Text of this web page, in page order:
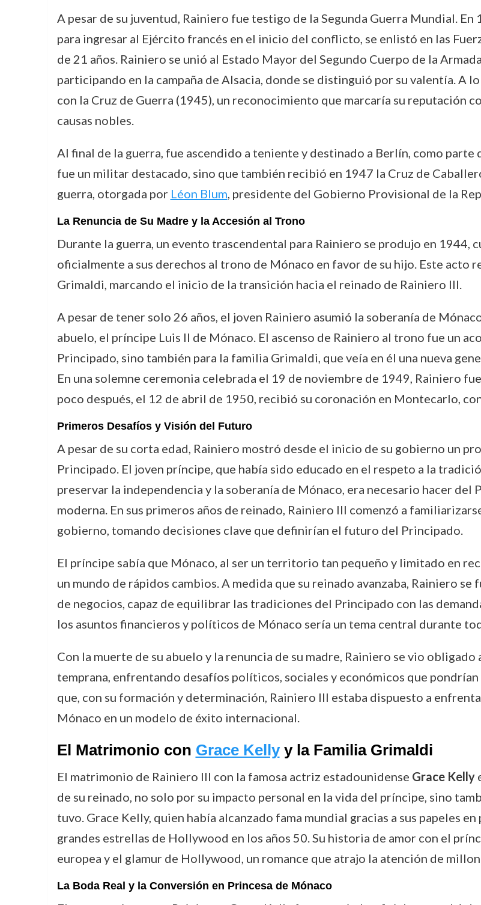
A pesar de su juventud, Rainiero fue testigo de la Segunda Guerra Mundial.
para ingresar al Ejército francés en el inicio del conflicto, se enlistó en las
de 21 años. Rainiero se unió al Estado Mayor del Segundo Cuerpo de la
participando en la campaña de Alsacia, donde se distinguió por su valentía. A
con la Cruz de Guerra (1945), un reconocimiento que marcaría su reputación
causas nobles.
Al final de la guerra, fue ascendido a teniente y destinado a Berlín, como
fue un militar destacado, sino que también recibió en 1947 la Cruz de
guerra, otorgada por Léon Blum, presidente del Gobierno Provisional de la
La Renuncia de Su Madre y la Accesión al Trono
Durante la guerra, un evento trascendental para Rainiero se produjo en 1944,
oficialmente a sus derechos al trono de Mónaco en favor de su hijo. Este acto
Grimaldi, marcando el inicio de la transición hacia el reinado de Rainiero III.
A pesar de tener solo 26 años, el joven Rainiero asumió la soberanía de
abuelo, el príncipe Luis II de Mónaco. El ascenso de Rainiero al trono fue un
Principado, sino también para la familia Grimaldi, que veía en él una nueva
En una solemne ceremonia celebrada el 19 de noviembre de 1949, Rainiero
poco después, el 12 de abril de 1950, recibió su coronación en Montecarlo,
Primeros Desafíos y Visión del Futuro
A pesar de su corta edad, Rainiero mostró desde el inicio de su gobierno un
Principado. El joven príncipe, que había sido educado en el respeto a la
preservar la independencia y la soberanía de Mónaco, era necesario hacer
moderna. En sus primeros años de reinado, Rainiero III comenzó a
gobierno, tomando decisiones clave que definirían el futuro del Principado.
El príncipe sabía que Mónaco, al ser un territorio tan pequeño y limitado en
un mundo de rápidos cambios. A medida que su reinado avanzaba, Rainiero
de negocios, capaz de equilibrar las tradiciones del Principado con las
los asuntos financieros y políticos de Mónaco sería un tema central durante
Con la muerte de su abuelo y la renuncia de su madre, Rainiero se vio obligado
temprana, enfrentando desafíos políticos, sociales y económicos que
que, con su formación y determinación, Rainiero III estaba dispuesto a
Mónaco en un modelo de éxito internacional.
El Matrimonio con Grace Kellyy la Familia Grimaldi
El matrimonio de Rainiero III con la famosa actriz estadounidense Grace Kelly
de su reinado, no solo por su impacto personal en la vida del príncipe, sino
tuvo. Grace Kelly, quien había alcanzado fama mundial gracias a sus papeles
grandes estrellas de Hollywood en los años 50. Su historia de amor con el
europea y el glamur de Hollywood, un romance que atrajo la atención de
La Boda Real y la Conversión en Princesa de Mónaco